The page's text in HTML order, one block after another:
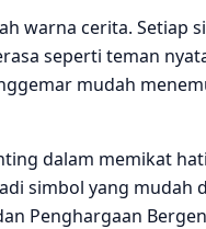
warna cerita. Setiap
seperti teman
mudah
dalam memikat
simbol yang mudah
Penghargaan